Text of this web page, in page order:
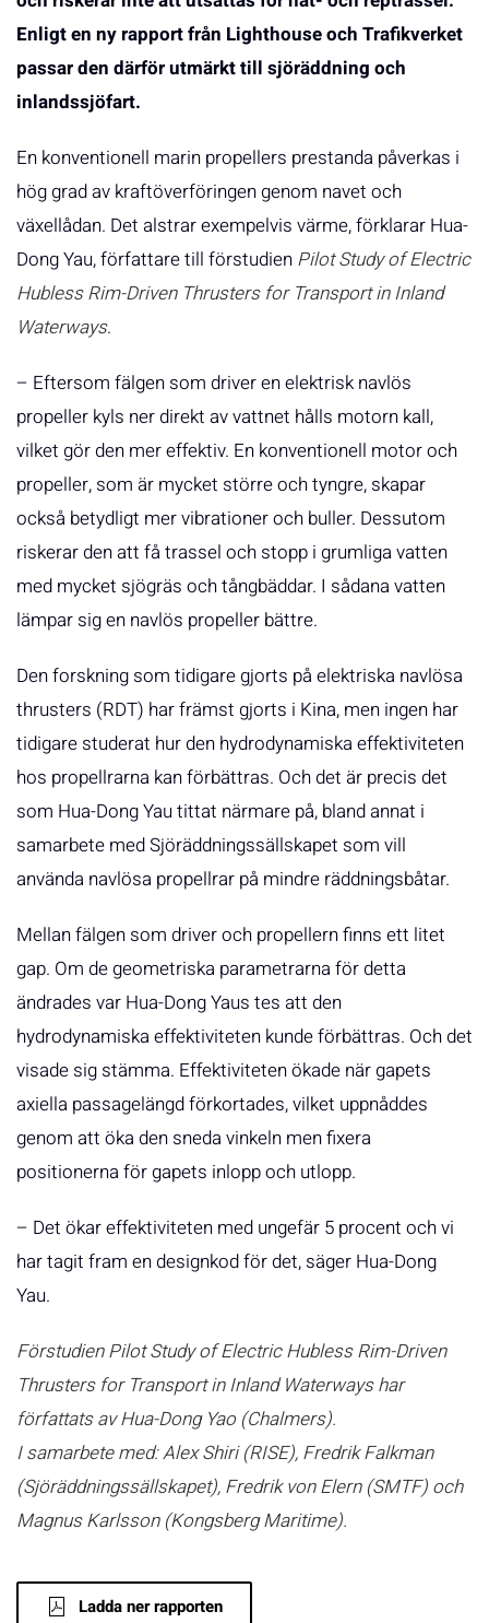
Enligt en ny rapport från Lighthouse och Trafikverket
passar den därför utmärkt till sjöräddning och
inlandssjöfart.
En konventionell marin propellers prestanda påverkas i
hög grad av kraftöverföringen genom navet och
växellådan. Det alstrar exempelvis värme, förklarar Hua-
Dong Yau, författare till förstudien Pilot Study of Electric
Hubless Rim-Driven Thrusters for Transport in Inland
Waterways.
– Eftersom fälgen som driver en elektrisk navlös
propeller kyls ner direkt av vattnet hålls motorn kall,
vilket gör den mer effektiv. En konventionell motor och
propeller, som är mycket större och tyngre, skapar
också betydligt mer vibrationer och buller. Dessutom
riskerar den att få trassel och stopp i grumliga vatten
med mycket sjögräs och tångbäddar. I sådana vatten
lämpar sig en navlös propeller bättre.
Den forskning som tidigare gjorts på elektriska navlösa
thrusters (RDT) har främst gjorts i Kina, men ingen har
tidigare studerat hur den hydrodynamiska effektiviteten
hos propellrarna kan förbättras. Och det är precis det
som Hua-Dong Yau tittat närmare på, bland annat i
samarbete med Sjöräddningssällskapet som vill
använda navlösa propellrar på mindre räddningsbåtar.
Mellan fälgen som driver och propellern finns ett litet
gap. Om de geometriska parametrarna för detta
ändrades var Hua-Dong Yaus tes att den
hydrodynamiska effektiviteten kunde förbättras. Och det
visade sig stämma. Effektiviteten ökade när gapets
axiella passagelängd förkortades, vilket uppnåddes
genom att öka den sneda vinkeln men fixera
positionerna för gapets inlopp och utlopp.
– Det ökar effektiviteten med ungefär 5 procent och vi
har tagit fram en designkod för det, säger Hua-Dong
Yau.
Förstudien Pilot Study of Electric Hubless Rim-Driven
Thrusters for Transport in Inland Waterways har
författats av Hua-Dong Yao (Chalmers).
I samarbete med: Alex Shiri (RISE), Fredrik Falkman
(Sjöräddningssällskapet), Fredrik von Elern (SMTF) och
Magnus Karlsson (Kongsberg Maritime).
Ladda ner rapporten